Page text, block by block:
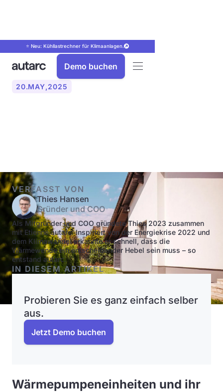
⭐ Neu: Kühllastrechner für Klimaanlagen.
Demo buchen
20.MAY,2025
VERFASST VON
Thies Hansen
Gründer und COO
Als Mitgründer und COO gründete Thies 2023 zusammen
mit Etienne autarc. Inspiriert von der Energiekrise 2022 und
dem Klimawandel erkannte er schnell, dass die
Wärmewende ein entscheidender Hebel sein muss – so
entstand autarc.
IN DIESEM ARTIKEL
Probieren Sie es ganz einfach selber
aus.
Jetzt Demo buchen
Wärmepumpeneinheiten und ihr